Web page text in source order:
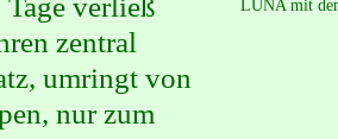
zentral
umringt von
nur zum
LUNA mit